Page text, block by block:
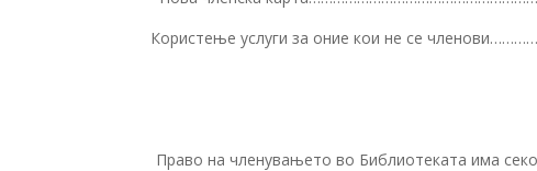
Користење услуги за оние кои не се
Право на членувањето во Библиотеката има